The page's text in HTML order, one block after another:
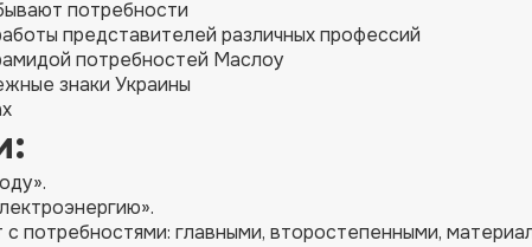
потребности
представителей различных профессий
потребностей Маслоу
знаки Украины
с потребностями: главными, второстепенными,